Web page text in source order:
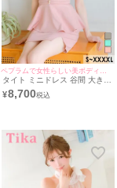
タイト ミニドレス 谷間 大きい
サイズ レース 大人 上品 スリ
ット ハイネック ストレッチ ホ
¥8,700